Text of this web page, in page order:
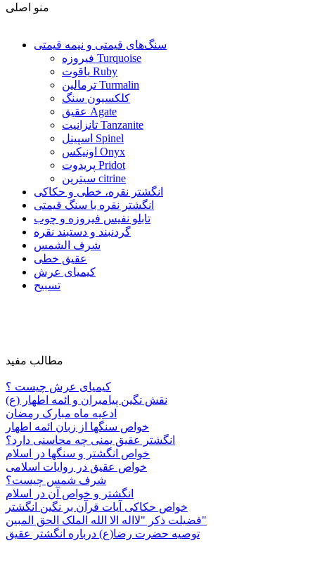
منو اصلی
سنگ‌های قیمتی و نیمه قیمتی
فیروزه Turquoise
یاقوت Ruby
ترمالین Turmalin
کلکسیون سنگ
عقیق Agate
تانزانیت Tanzanite
اسپینل Spinel
اونیکس Onyx
پریدوت Pridot
سیترین citrine
انگشتر نقره، خطی و حکاکی
انگشتر نقره با سنگ قیمتی
تابلو نفیس فیروزه و چوب
گردنبند و دستبند نقره
شرف الشمس
عقیق خطی
کیمیای عرش
تسبیح
مطالب مفید
کیمیای عرش چیست ؟
نقش نگین پیامبران و ائمه اطهار (ع)
ادعیه ماه مبارک رمضان
خواص سنگها از زبان ائمه اطهار
انگشتر عقیق یمنی چه محاسنی دارد؟
خواص انگشتر و سنگها در اسلام
خواص عقیق در روایات اسلامی
شرف شمس چیست؟
انگشتر و خواص آن در اسلام
خواص حکاکی آیات قرآن بر نگین انگشتر
فضیلت ذکر "لااله الا الله الملک الحق المبین"
توصیه حضرت رضا(ع) درباره انگشتر عقیق